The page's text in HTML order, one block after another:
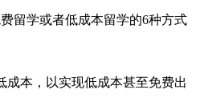
留学或者低成本留学的6种方式
成本，以实现低成本甚至免费出